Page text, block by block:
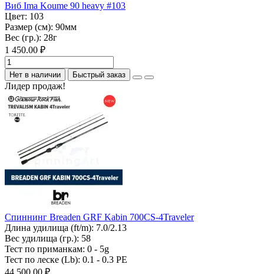
Виб Ima Koume 90 heavy #103
Цвет: 103
Размер (см): 90мм
Вес (гр.): 28г
1 450.00 ₽
Нет в наличии Быстрый заказ
Лидер продаж!
Спиннинг Breaden GRF Kabin 700CS-4Traveler
Длина удилища (ft/m): 7.0/2.13
Вес удилища (гр.): 58
Тест по приманкам: 0 - 5g
Тест по леске (Lb): 0.1 - 0.3 PE